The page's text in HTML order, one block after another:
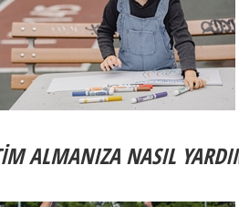
ALMANIZA NASIL